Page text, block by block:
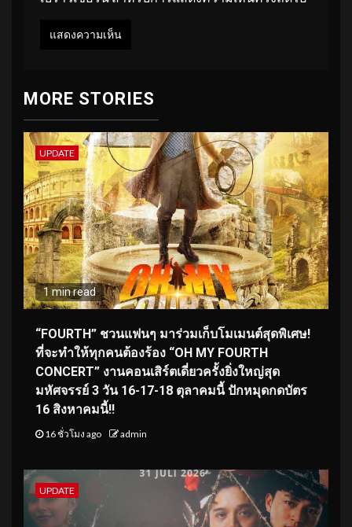
MORE STORIES
UPDATE
1 min read
“FOURTH” ชวนแฟนๆ มาร่วมเก็บโมเมนต์สุดพิเศษ!
ที่จะทำให้ทุกคนต้องร้อง “OH MY FOURTH
CONCERT” งานคอนเสิร์ตเดี่ยวครั้งยิ่งใหญ่สุด
มหัศจรรย์ 3 วัน 16-17-18 ตุลาคมนี้ ปักหมุดกดบัตร
16 สิงหาคมนี้!!
16 ชั่วโมง ago admin
UPDATE